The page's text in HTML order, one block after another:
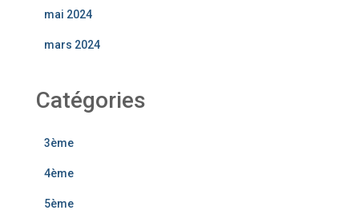
mai 2024
mars 2024
Catégories
3ème
4ème
5ème